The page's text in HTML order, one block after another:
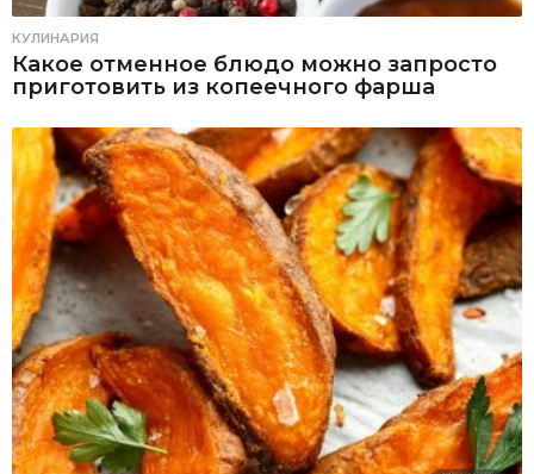
КУЛИНАРИЯ
Какое отменное блюдо можно запросто
приготовить из копеечного фарша